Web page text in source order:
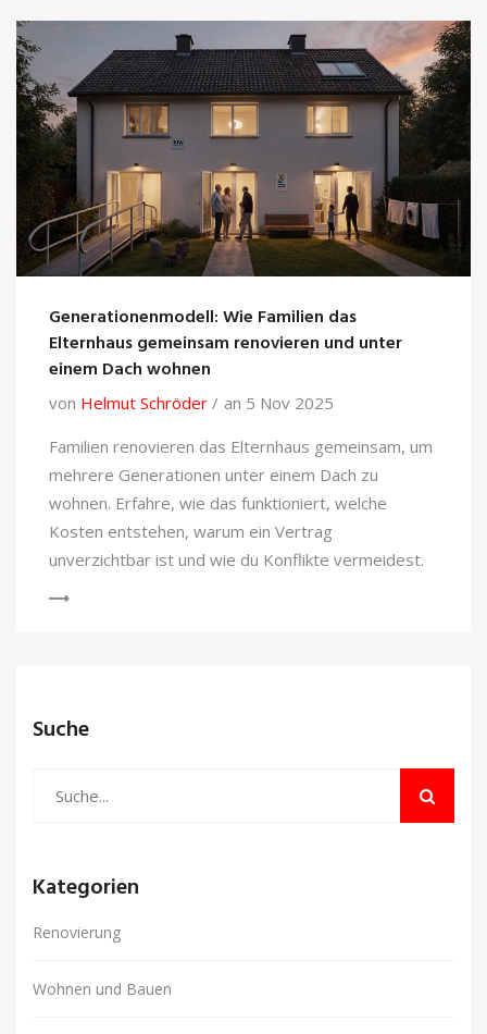
Generationenmodell: Wie Familien das
Elternhaus gemeinsam renovieren und unter
einem Dach wohnen
von Helmut Schröder
an 5 Nov 2025
Familien renovieren das Elternhaus gemeinsam, um
mehrere Generationen unter einem Dach zu
wohnen. Erfahre, wie das funktioniert, welche
Kosten entstehen, warum ein Vertrag
unverzichtbar ist und wie du Konflikte vermeidest.
Suche
Kategorien
Renovierung
Wohnen und Bauen